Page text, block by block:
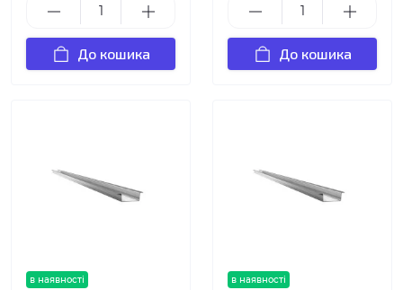
До кошика До кошика
в наявності в наявності